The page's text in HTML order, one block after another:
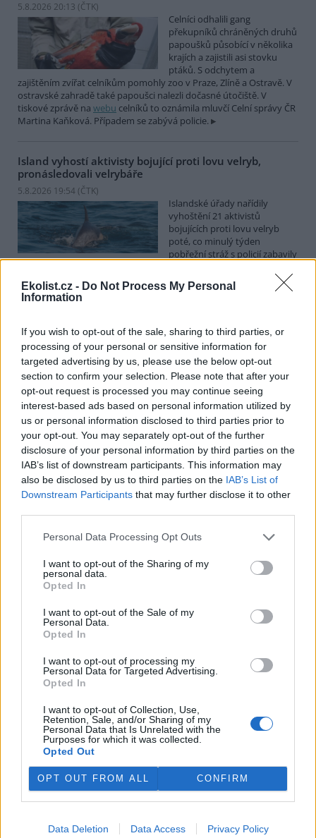
Ekolist.cz - Do Not Process My Personal
Information
If you wish to opt-out of the sale, sharing to third parties, or
processing of your personal or sensitive information for
targeted advertising by us, please use the below opt-out
section to confirm your selection. Please note that after your
opt-out request is processed you may continue seeing
interest-based ads based on personal information utilized by
us or personal information disclosed to third parties prior to
your opt-out. You may separately opt-out of the further
disclosure of your personal information by third parties on the
IAB’s list of downstream participants. This information may
also be disclosed by us to third parties on the IAB’s List of
Downstream Participants that may further disclose it to other
Personal Data Processing Opt Outs
I want to opt-out of the Sharing of my
personal data.
Opted In
I want to opt-out of the Sale of my
Personal Data.
Opted In
I want to opt-out of processing my
Personal Data for Targeted Advertising.
Opted In
I want to opt-out of Collection, Use,
Retention, Sale, and/or Sharing of my
Personal Data that Is Unrelated with the
Purposes for which it was collected.
Opted Out
OPT OUT FROM ALL CONFIRM
Data Deletion Data Access Privacy Policy
5.8.2026 20:13 (ČTK)
Celníci odhalili gang
překupníků chráněných druhů
papoušků působící v několika
krajích a zajistili asi stovku
ptáků. S odchytem a
zajištěním zvířat celníkům pomohly zoo v Praze, Zlíně a Ostravě. V
ostravské zahradě také papoušci nalezli dočasné útočiště. V
tiskové zprávě na webu celníků to oznámila mluvčí Celní správy ČR
Martina Kaňková. Případem se zabývá policie.
Island vyhostí aktivisty bojující proti lovu velryb,
pronásledovali velrybáře
5.8.2026 19:54 (ČTK)
Islandské úřady nařídily
vyhoštění 21 aktivistů
bojujících proti lovu velryb
poté, co minulý týden
pobřežní stráž s policií zabavily
patřící nadaci kanadsko-amerického ekologického aktivisty Paula
Watsona jsou od té doby zadržováni v Reykjavíku. Sám Watson na
palubě nebyl. Píše o tom agentura AFP s odvoláním na islandskou
Záchranná stanice v Praze přijímá kvůli vedrům více
volně žijících zvířat
5.8.2026 17:40 | PRAHA (ČTK)
Kvůli vysokým letním
teplotám pracovníci pražské
záchranné stanice pro volně
žijící živočichy přijímají více
zvířat, nejčastěji
dehydratovaná a vysílená mláďata ptáků nebo veverek. ČTK to
sdělila mluvčí stanice Petra Fišerová. Během současné vlny veder
stanice denně ošetří desítky živočichů, při první letošní vlně horka
jich za jeden týden přijali rekordních 578.
V rybnících Rybářství Třeboň vyschla třetina vody,
5.8.2026 15:42 (ČTK)
Diskuse: 1
které hospodaří na 8000
hektarech vodní plochy, chybí
75 milionů metrů krychlových vody je v rybnících o 28 milionů
metrů krychlových vody méně. Každý týden se kvůli extrémně
vysokým teplotám a nedostatku srážek odpaří další 2,5 procenta.
protože by jinak ryby uhynuly, řekl provozní ředitel Rybářství
Třeboň Vladimír Kukačka.
Hladina Dunaje je na rekordním minimu; lodě uvázly,
rybáři jsou bez práce
5.8.2026 15:37 | BUKUREŠŤ (ČTK)
Diskuse: 17
rumunském městě Corabia,